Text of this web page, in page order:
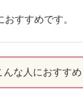
すすめです。
んな人におすすめ